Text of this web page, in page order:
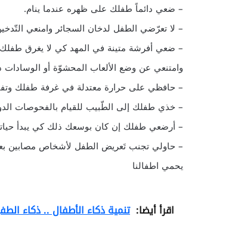
– ضعي دائماً طفلك على ظهره عندما ينام.
– لا تعرّضي الطفل لدخان السجائر وامنعي
– ضعي أفرشة متينة في المهد كي لا يغرق
وامتنعي عن وضع الألعاب المحشوّة أو
– حافظي على حرارة معتدلة في غرفة طفلك
– خذي طفلك إلى الطّبيب للقيام بالفحوصات
– أرضعي طفلك إن كان بوسعك ذلك كي يبدأ
– حاولي تجنب تَعريض الطفل لأشخاص مصابين
يحمي اطفالنا
اقرأ أيضا: تنمية ذكاء الأطفال .. ذكاء